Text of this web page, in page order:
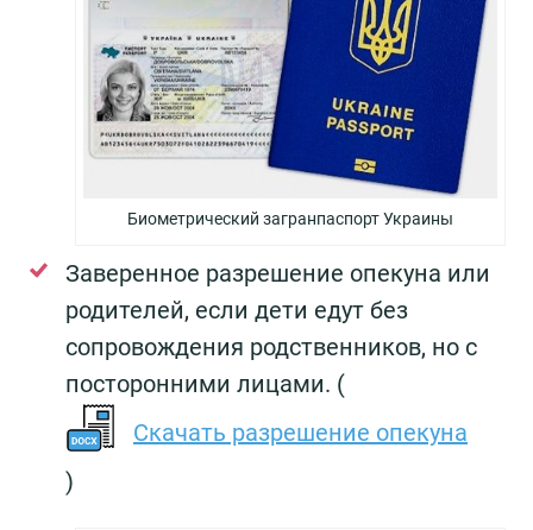
Биометрический загранпаспорт Украины
Заверенное разрешение опекуна или
родителей, если дети едут без
сопровождения родственников, но с
посторонними лицами. (
Скачать разрешение опекуна
)